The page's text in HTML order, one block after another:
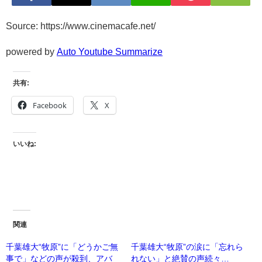
Source: https://www.cinemacafe.net/
powered by Auto Youtube Summarize
共有:
Facebook X
いいね:
関連
千葉雄大“牧原”に「どうかご無
事で」などの声が殺到、アバ
千葉雄大“牧原”の涙に「忘れら
れない」と絶賛の声続々…